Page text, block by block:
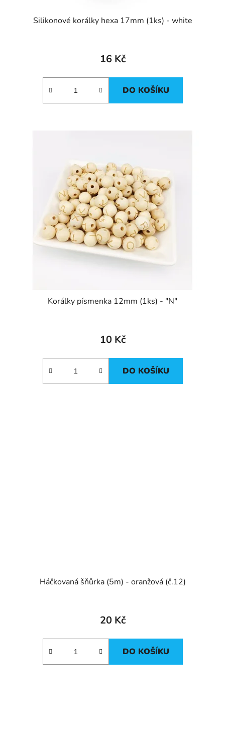
Silikonové korálky hexa 17mm (1ks) - white
16 Kč
DO KOŠÍKU
Korálky písmenka 12mm (1ks) - "N"
10 Kč
DO KOŠÍKU
Háčkovaná šňůrka (5m) - oranžová (č.12)
20 Kč
DO KOŠÍKU